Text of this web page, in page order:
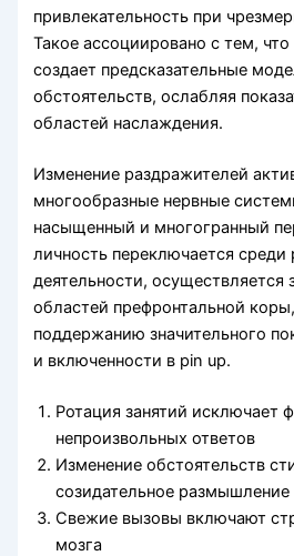
привлекательность при
Такое ассоциировано с тем,
создает предсказательные
обстоятельств, ослабляя
областей наслаждения.
Изменение раздражителей
многообразные нервные
насыщенный и многогранный
личность переключается
деятельности, осуществляется
областей префронтальной
поддержанию значительного
и включенности в pin up.
Ротация занятий исключает
непроизвольных ответов
Изменение обстоятельств
созидательное размышление
Свежие вызовы включают
мозга